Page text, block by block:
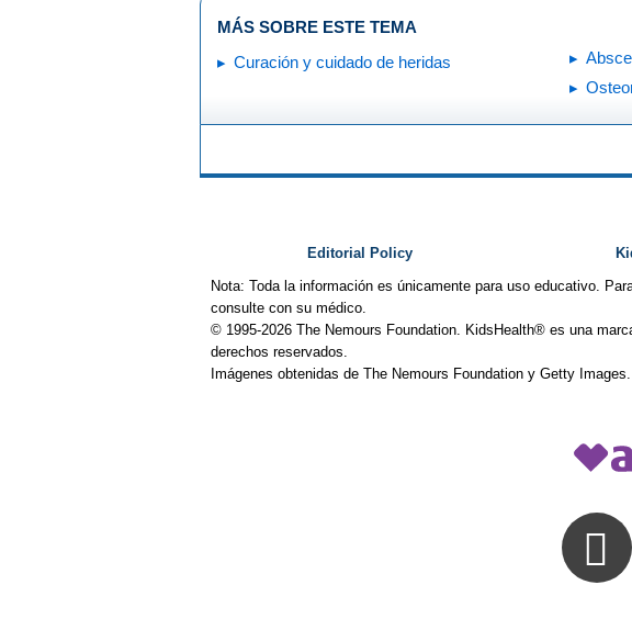
MÁS SOBRE ESTE TEMA
Curación y cuidado de heridas
Editorial Policy
Nota: Toda la información es únicamente para uso educativo.
consulte con su médico.
© 1995-2026 The Nemours Foundation. KidsHealth® es una
derechos reservados.
Imágenes obtenidas de The Nemours Foundation y Getty Images.